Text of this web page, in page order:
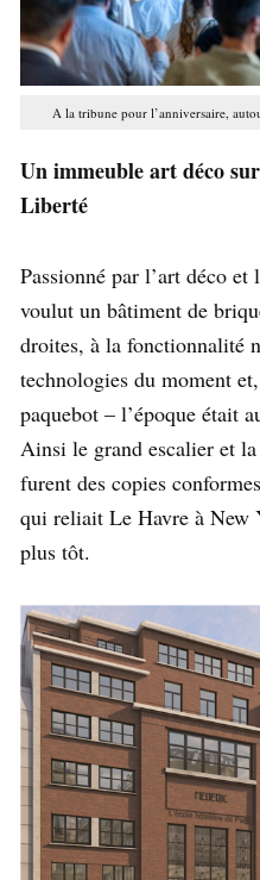
A la tribune pour l’anniversaire,
Un immeuble art déco
Liberté
Passionné par l’art déco
voulut un bâtiment de
droites, à la fonctionnalité
technologies du moment
paquebot – l’époque était
Ainsi le grand escalier et
furent des copies
qui reliait Le Havre à New
plus tôt.